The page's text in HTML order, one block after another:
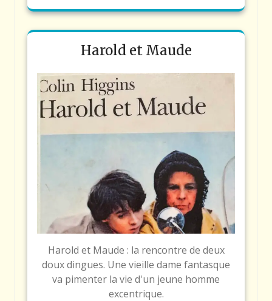
Harold et Maude
Harold et Maude : la rencontre de deux
doux dingues. Une vieille dame fantasque
va pimenter la vie d'un jeune homme
excentrique.